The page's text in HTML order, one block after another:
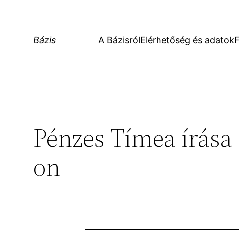
tartalomhoz
Bázis A BázisrólElérhetőség és adatok
Pénzes Tímea
on